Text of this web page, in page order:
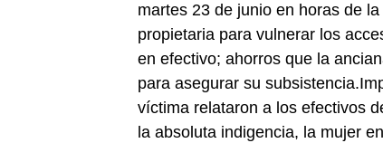
martes 23 de junio en horas de
propietaria para vulnerar los
en efectivo; ahorros que la
para asegurar su
víctima relataron a los efectivos
la absoluta indigencia, la mujer